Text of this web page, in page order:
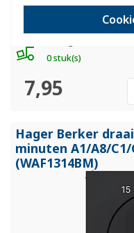
Verwachte levertijd:
0 stuk(s)
7,95
Hager Berker
minuten A1/A8/C1/
(WAF1314BM)